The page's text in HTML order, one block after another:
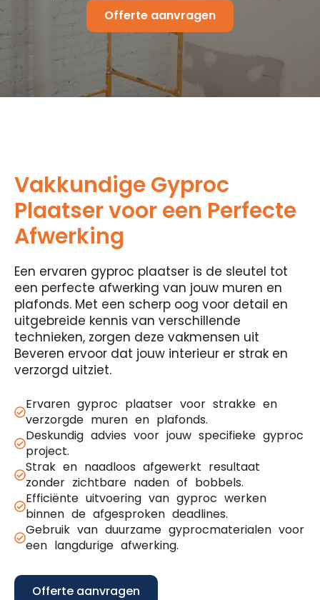
Offerte aanvragen
Vakkundige Gyproc
Plaatser voor een Perfecte
Afwerking
Een ervaren gyproc plaatser is de sleutel tot
een perfecte afwerking van jouw muren en
plafonds. Met een scherp oog voor detail en
uitgebreide kennis van verschillende
technieken, zorgen deze vakmensen uit
Beveren ervoor dat jouw interieur er strak en
verzorgd uitziet.
Ervaren gyproc plaatser voor strakke en
verzorgde muren en plafonds.
Deskundig advies voor jouw specifieke gyproc
project.
Strak en naadloos afgewerkt resultaat
zonder zichtbare naden of bobbels.
Efficiënte uitvoering van gyproc werken
binnen de afgesproken deadlines.
Gebruik van duurzame gyprocmaterialen voor
een langdurige afwerking.
Offerte aanvragen